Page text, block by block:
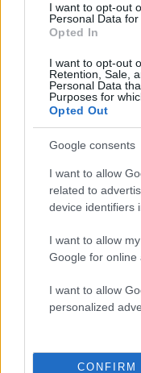
I want to opt-out
Personal Data for
Opted In
I want to opt-out
Retention, Sale,
Personal Data
Purposes for
Opted Out
Google consents
I want to allow
related to
device identifiers
I want to allow
Google for online
I want to allow
personalized
CONFIRM
Πολιτική Απορρήτου
&
ΓΙΑΤΡΟΣ
Share:
Ακολουθήστε το
ενημερωθείτε
τελευταία νέα